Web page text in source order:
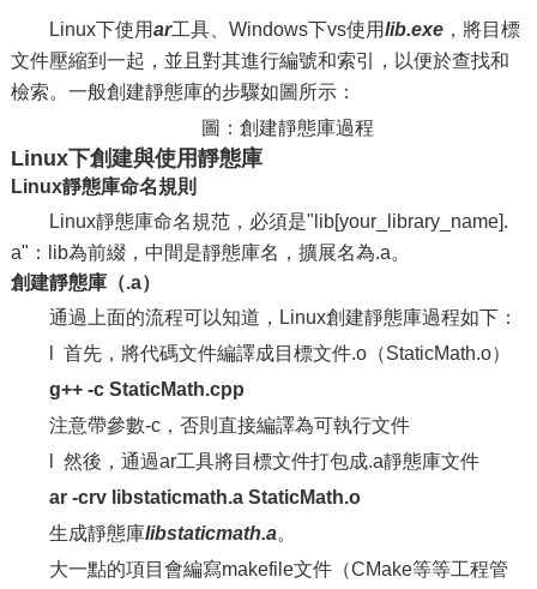
Linux下使用ar工具、Windows下vs使用lib.exe，將目標
文件壓縮到一起，並且對其進行編號和索引，以便於查找和
檢索。一般創建靜態庫的步驟如圖所示：
圖：創建靜態庫過程
Linux下創建與使用靜態庫
Linux靜態庫命名規則
Linux靜態庫命名規范，必須是"lib[your_library_name].
a"：lib為前綴，中間是靜態庫名，擴展名為.a。
創建靜態庫（.a）
通過上面的流程可以知道，Linux創建靜態庫過程如下：
l 首先，將代碼文件編譯成目標文件.o（StaticMath.o）
g++ -c StaticMath.cpp
注意帶參數-c，否則直接編譯為可執行文件
l 然後，通過ar工具將目標文件打包成.a靜態庫文件
ar -crv libstaticmath.a StaticMath.o
生成靜態庫libstaticmath.a。
大一點的項目會編寫makefile文件（CMake等等工程管